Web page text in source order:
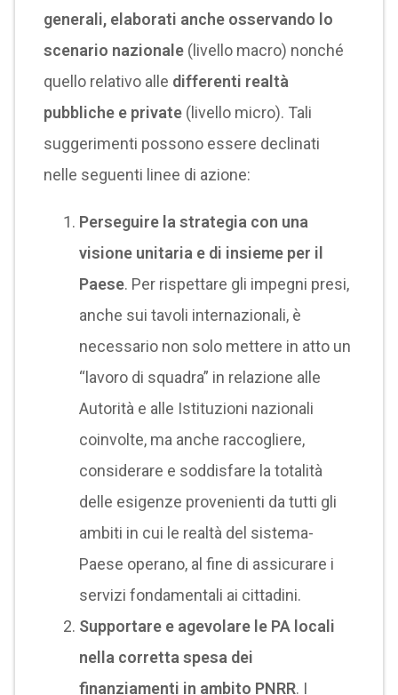
generali, elaborati anche osservando lo
scenario nazionale(livello macro) nonché
quello relativo alle differenti realtà
pubbliche e private(livello micro). Tali
suggerimenti possono essere declinati
nelle seguenti linee di azione:
Perseguire la strategia con una
visione unitaria e di insieme per il
Paese. Per rispettare gli impegni presi,
anche sui tavoli internazionali, è
necessario non solo mettere in atto un
“lavoro di squadra” in relazione alle
Autorità e alle Istituzioni nazionali
coinvolte, ma anche raccogliere,
considerare e soddisfare la totalità
delle esigenze provenienti da tutti gli
ambiti in cui le realtà del sistema-
Paese operano, al fine di assicurare i
servizi fondamentali ai cittadini.
Supportare e agevolare le PA locali
nella corretta spesa dei
finanziamenti in ambito PNRR. I